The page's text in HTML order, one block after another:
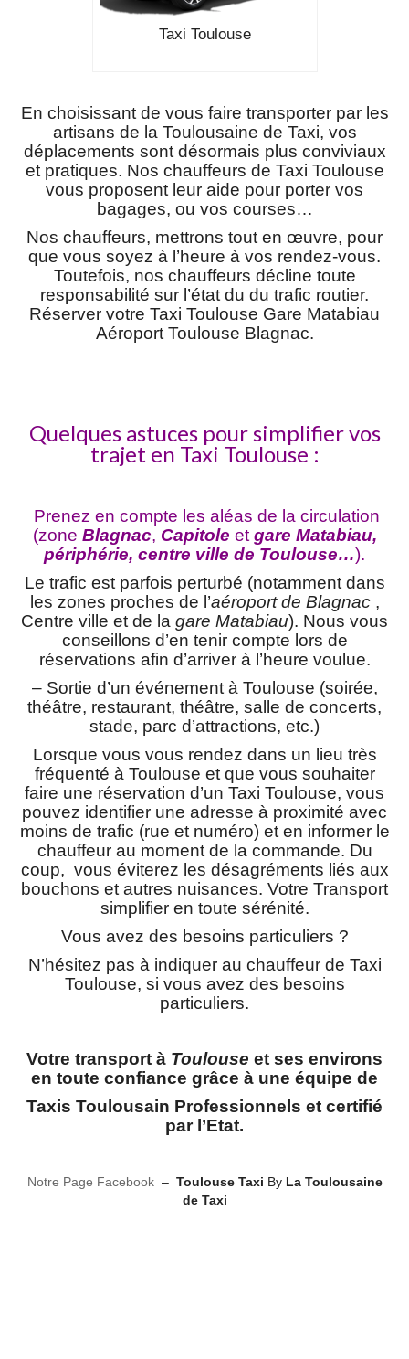
Taxi Toulouse
En choisissant de vous faire transporter par les
artisans de la Toulousaine de Taxi, vos
déplacements sont désormais plus conviviaux
et pratiques. Nos chauffeurs de Taxi Toulouse
vous proposent leur aide pour porter vos
bagages, ou vos courses…
Nos chauffeurs, mettrons tout en œuvre, pour
que vous soyez à l’heure à vos rendez-vous.
Toutefois, nos chauffeurs décline toute
responsabilité sur l’état du du trafic routier.
Réserver votre Taxi Toulouse Gare Matabiau
Aéroport Toulouse Blagnac.
Quelques astuces pour simplifier vos
trajet en Taxi Toulouse :
Prenez en compte les aléas de la circulation
(zone Blagnac, Capitole etgare Matabiau,
périphérie, centre ville de Toulouse…).
Le trafic est parfois perturbé (notamment dans
les zones proches de l’aéroport de Blagnac,
Centre ville et de la gare Matabiau). Nous vous
conseillons d’en tenir compte lors de
réservations afin d’arriver à l’heure voulue.
– Sortie d’un événement à Toulouse (soirée,
théâtre, restaurant, théâtre, salle de concerts,
stade, parc d’attractions, etc.)
Lorsque vous vous rendez dans un lieu très
fréquenté à Toulouse et que vous souhaiter
faire une réservation d’un Taxi Toulouse, vous
pouvez identifier une adresse à proximité avec
moins de trafic (rue et numéro) et en informer le
chauffeur au moment de la commande. Du
coup, vous éviterez les désagréments liés aux
bouchons et autres nuisances. Votre Transport
simplifier en toute sérénité.
Vous avez des besoins particuliers ?
N’hésitez pas à indiquer au chauffeur de Taxi
Toulouse, si vous avez des besoins
particuliers.
Votre transport à Toulouse et ses environs
en toute confiance grâce à une équipe de
Taxis Toulousain Professionnels et certifié
par l’Etat.
Notre Page Facebook – Toulouse Taxi ByLa Toulousaine
de Taxi